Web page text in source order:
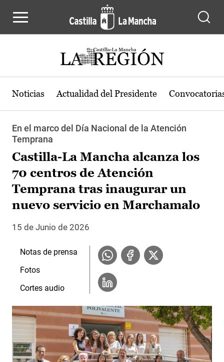
Noticias Actualidad del Presidente
En el marco del Día Nacional de la Atención
Temprana
Castilla-La Mancha alcanza los
70 centros de Atención
Temprana tras inaugurar un
nuevo servicio en Marchamalo
15 de Junio de 2026
Notas de prensa
Fotos
Cortes audio